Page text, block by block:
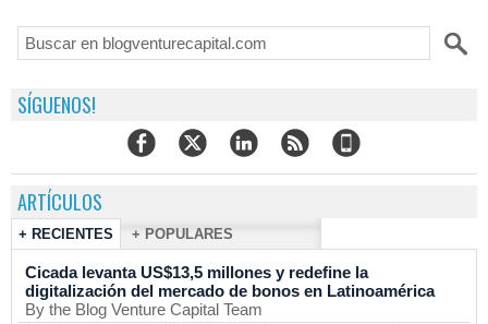
SÍGUENOS!
ARTÍCULOS
+ RECIENTES + POPULARES
Cicada levanta US$13,5 millones y redefine la
digitalización del mercado de bonos en Latinoamérica
By the Blog Venture Capital Team